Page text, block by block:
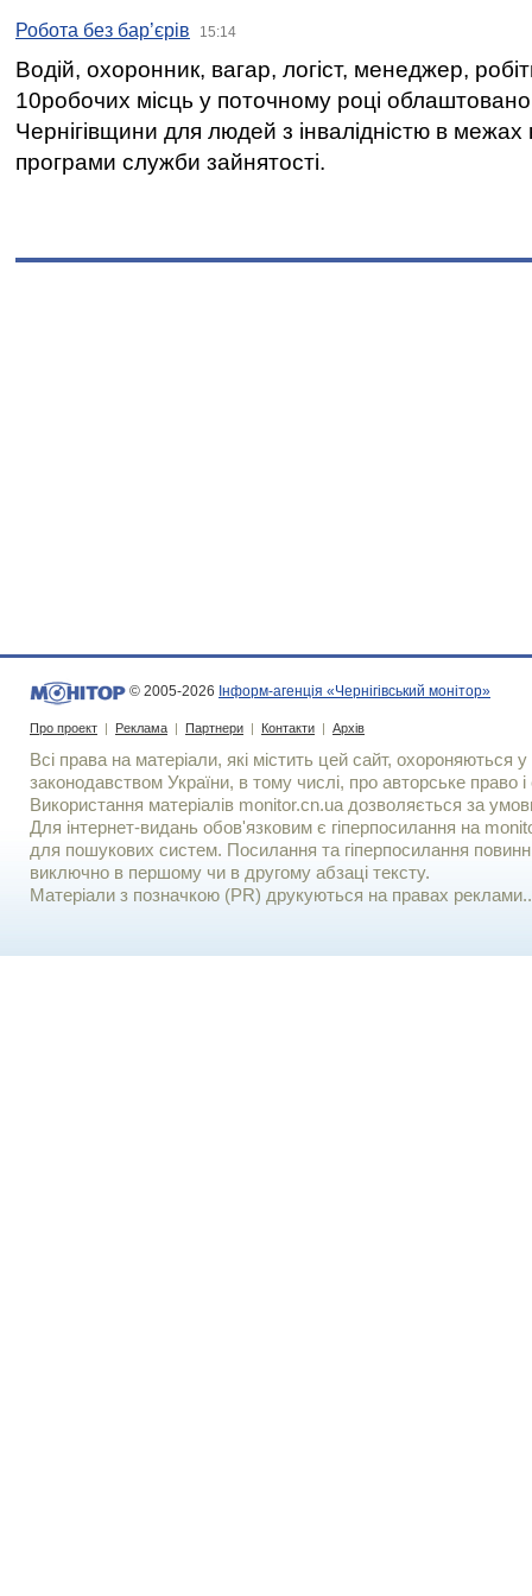
Робота без бар’єрів 15:14
Водій, охоронник, вагар, логіст, менеджер,
10робочих місць у поточному році
Чернігівщини для людей з інвалідністю в межах
програми служби зайнятості.
© 2005-2026 Інформ-агенція «Чернігівський монітор»
Про проект | Реклама | Партнери | Контакти | Архів
Всі права на матеріали, які містить цей сайт, охороняються у
законодавством України, в тому числі, про авторське право і
Використання матерiалiв monitor.cn.ua дозволяється за
Для iнтернет-видань обов'язковим є гiперпосилання на
для пошукових систем. Посилання та гіперпосилання
виключно в першому чи в другому абзаці тексту.
Матеріали з позначкою (PR) друкуються на правах реклами..